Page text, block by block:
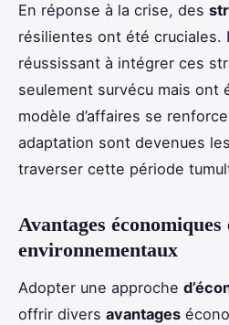
En réponse à la crise, des
résilientes ont été cruciales.
réussissant à intégrer ces
seulement survécu mais ont
modèle d’affaires se
adaptation sont devenues
traverser cette période
Avantages économiques
environnementaux
Adopter une approche
offrir divers avantages